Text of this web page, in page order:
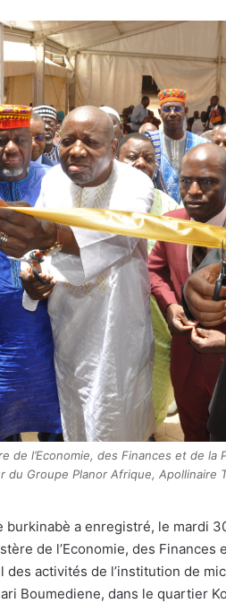
de l’Economie, des Finances et de la
Groupe Planor Afrique, Apollinaire
a enregistré, le mardi
de l’Economie, des Finances
activités de l’institution de
Boumediene, dans le quartier